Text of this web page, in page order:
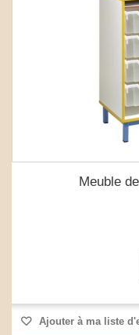
Meuble
Ajouter à ma liste